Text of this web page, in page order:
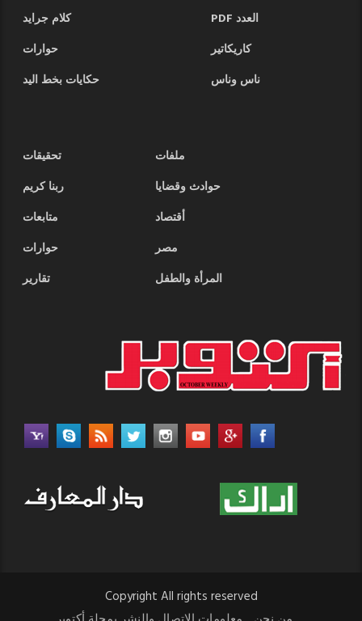
العدد PDF
كلام جرايد
كاريكاتير
حوارات
ناس وناس
حكايات بخط اليد
ملفات
تحقيقات
حوادث وقضايا
ربنا كريم
أقتصاد
متابعات
مصر
حوارات
المرأة والطفل
تقارير
Copyright All rights reserved